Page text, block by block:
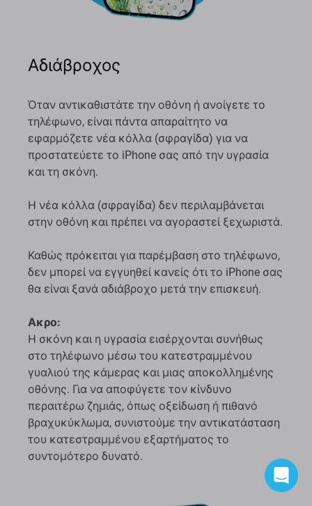
Αδιάβροχος
Όταν αντικαθιστάτε την οθόνη ή ανοίγετε το
τηλέφωνο, είναι πάντα απαραίτητο να
εφαρμόζετε νέα κόλλα (σφραγίδα) για να
προστατεύετε το iPhone σας από την υγρασία
και τη σκόνη.
Η νέα κόλλα (σφραγίδα) δεν περιλαμβάνεται
στην οθόνη και πρέπει να αγοραστεί ξεχωριστά.
Καθώς πρόκειται για παρέμβαση στο τηλέφωνο,
δεν μπορεί να εγγυηθεί κανείς ότι το iPhone σας
θα είναι ξανά αδιάβροχο μετά την επισκευή.
Ακρο:
Η σκόνη και η υγρασία εισέρχονται συνήθως
στο τηλέφωνο μέσω του κατεστραμμένου
γυαλιού της κάμερας και μιας αποκολλημένης
οθόνης. Για να αποφύγετε τον κίνδυνο
περαιτέρω ζημιάς, όπως οξείδωση ή πιθανό
βραχυκύκλωμα, συνιστούμε την αντικατάσταση
του κατεστραμμένου εξαρτήματος το
συντομότερο δυνατό.